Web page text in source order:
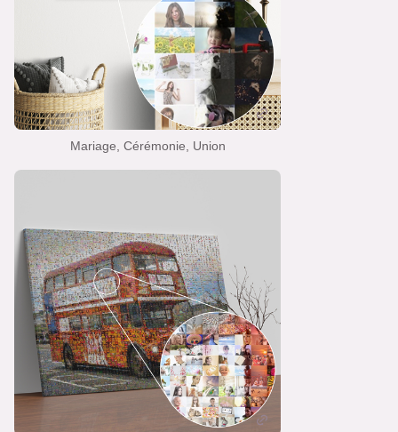
Mariage, Cérémonie, Union